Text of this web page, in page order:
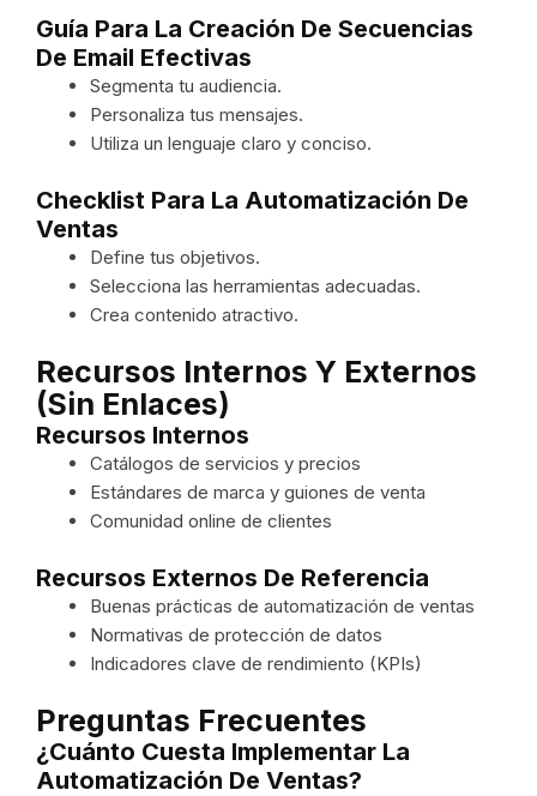
Guía Para La Creación De Secuencias
De Email Efectivas
Segmenta tu audiencia.
Personaliza tus mensajes.
Utiliza un lenguaje claro y conciso.
Checklist Para La Automatización De
Ventas
Define tus objetivos.
Selecciona las herramientas adecuadas.
Crea contenido atractivo.
Recursos Internos Y Externos
(sin Enlaces)
Recursos Internos
Catálogos de servicios y precios
Estándares de marca y guiones de venta
Comunidad online de clientes
Recursos Externos De Referencia
Buenas prácticas de automatización de ventas
Normativas de protección de datos
Indicadores clave de rendimiento (KPIs)
Preguntas Frecuentes
¿Cuánto Cuesta Implementar La
Automatización De Ventas?